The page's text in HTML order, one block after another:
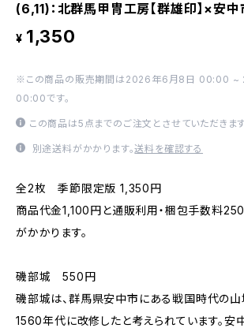
(6,11)：北群馬甲冑工房【群雄印】×安
¥ 1,350
※この商品の販売期間は2026年6月8日 00:00 ~
00:00です。
この商品は5点までのご注文とさせていただきます
別途送料がかかります。送料を確認する
全2枚 季節限定版 1,350円
商品代金1,100円と通販利用・梱包手数料
がかかります。
磯部城 550円
磯部城は、群馬県安中市にある戦国時代の山
1560年代に改修したと考えられています。安